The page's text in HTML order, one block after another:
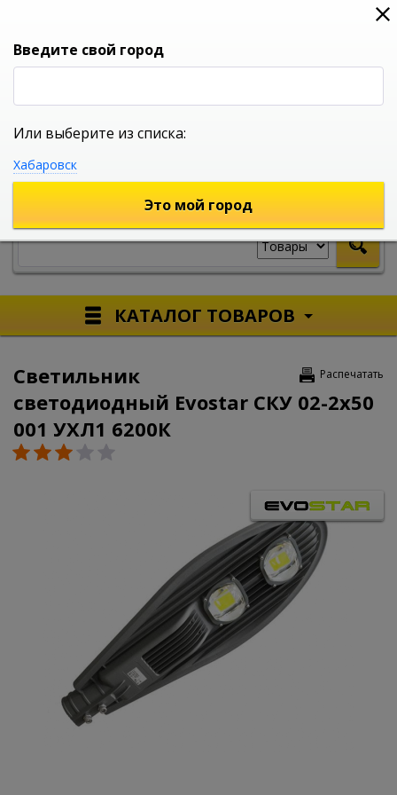
0
УНИВЕРСАЛЬНЫЙ ИНТЕРНЕТ МАГАЗИН
КАТАЛОГ ТОВАРОВ
Распечатать
Светильник
светодиодный Evostar СКУ 02-2x50
001 УХЛ1 6200К
Введите свой город
Или выберите из списка:
Хабаровск
Это мой город